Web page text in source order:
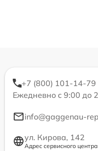
+7 (800) 101-14-79
Ежедневно с 9:00 до
info@gaggenau-
ул. Кирова, 142
Адрес сервисного